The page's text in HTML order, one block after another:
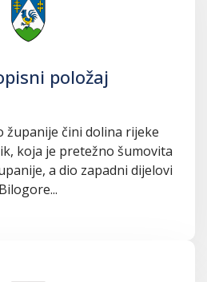
položaj
županije čini dolina rijeke
koja je pretežno šumovita
a dio zapadni dijelovi
Bilogore...